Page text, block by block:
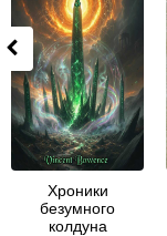
Хроники
безумного
колдуна